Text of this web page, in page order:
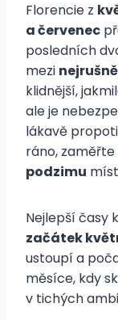
Florencie z
a červenec
posledních
mezi
klidnější,
ale je
lákavě
ráno, zaměřte
podzimu
Nejlepší časy
začátek
ustoupí a
měsíce, kdy
v tichých